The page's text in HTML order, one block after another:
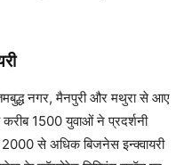
नगर, मैनपुरी और मथुरा से आए
1500 युवाओं ने प्रदर्शनी
2000 से अधिक बिजनेस इन्क्वायरी